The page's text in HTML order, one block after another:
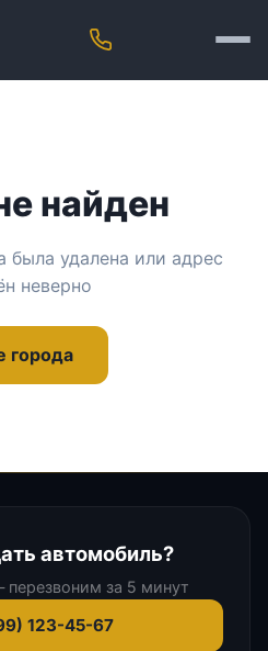
найден
удалена или адрес
неверно
города
автомобиль?
перезвоним за 5 минут
123-45-67